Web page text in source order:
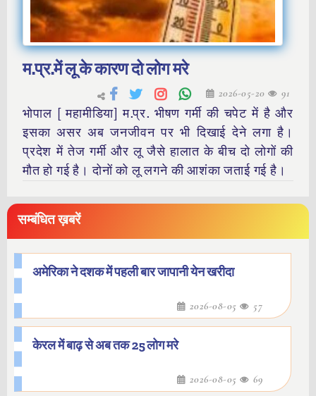
म.प्र.में लू के कारण दो लोग मरे
2026-05-20 91
भोपाल [ महामीडिया] म.प्र. भीषण गर्मी की चपेट में है और
इसका असर अब जनजीवन पर भी दिखाई देने लगा है।
प्रदेश में तेज गर्मी और लू जैसे हालात के बीच दो लोगों की
मौत हो गई है। दोनों को लू लगने की आशंका जताई गई है।
सम्बंधित ख़बरें
अमेरिका ने दशक में पहली बार जापानी येन खरीदा
2026-08-05 57
केरल में बाढ़ से अब तक 25 लोग मरे
2026-08-05 69